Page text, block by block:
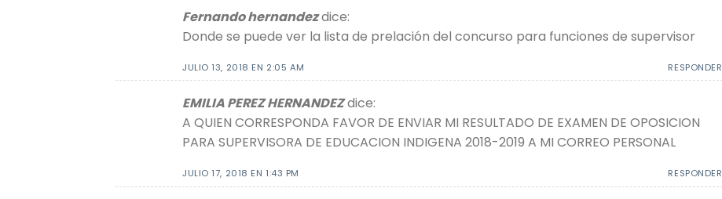
Fernando hernandezdice:
Donde se puede ver la lista de prelación del concurso para funciones de supervisor
JULIO 13, 2018 EN 2:05 AM RESPONDER
EMILIA PEREZ HERNANDEZdice:
A QUIEN CORRESPONDA FAVOR DE ENVIAR MI RESULTADO DE EXAMEN DE OPOSICION
PARA SUPERVISORA DE EDUCACION INDIGENA 2018-2019 A MI CORREO PERSONAL
JULIO 17, 2018 EN 1:43 PM RESPONDER